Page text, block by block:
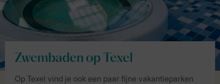
Zwembaden op Texel
Op Texel vind je ook een paar fijne vakantieparken